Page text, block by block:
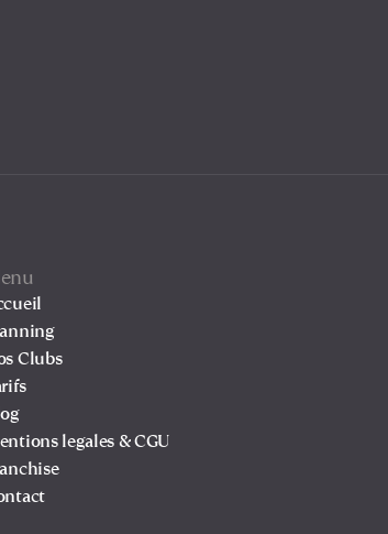
Clubs
legales & CGU